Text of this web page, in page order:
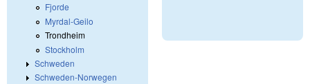
Fjorde
Myrdal-Geilo
Trondheim
Stockholm
Schweden
Schweden-Norwegen